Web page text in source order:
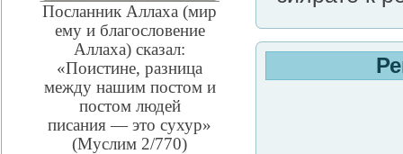
Посланник Аллаха (мир
ему и благословение
Аллаха) сказал:
«Поистине, разница
между нашим постом и
постом людей
писания — это сухур»
(Муслим 2/770)